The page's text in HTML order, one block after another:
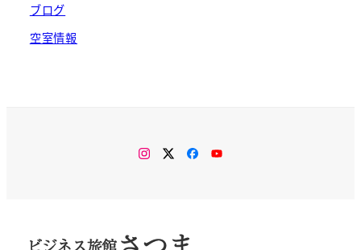
ー
ジ
ブログ
空室情報
Instagram
Twitter
Facebook
You